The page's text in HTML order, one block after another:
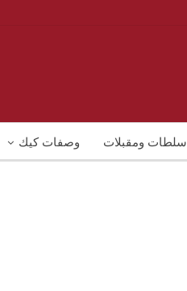
سلطات ومقبلات وصفات كيك